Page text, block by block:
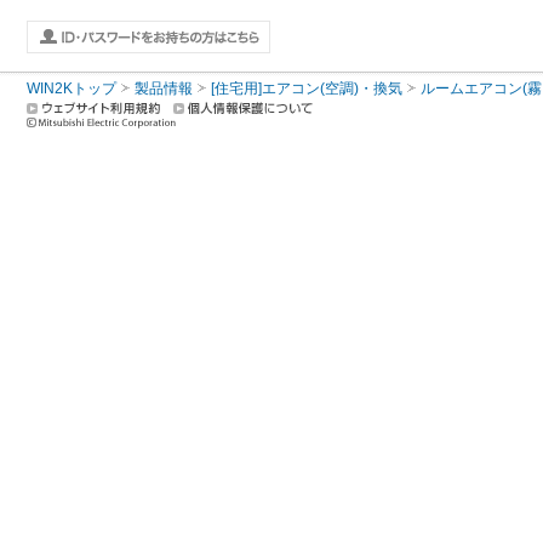
WIN2Kトップ 製品情報 [住宅用]エアコン(空調)・換気 ルームエアコン(